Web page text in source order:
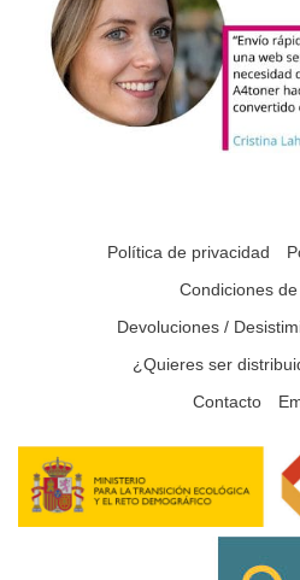
Política de privacidad
Condiciones
Devoluciones /
¿Quieres ser
Contacto